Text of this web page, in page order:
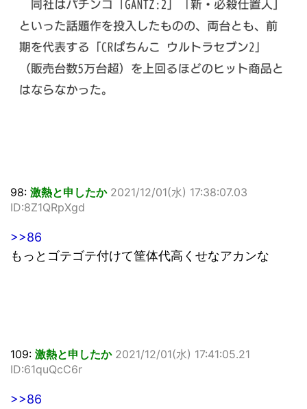
98: 激熱と申したか 2021/12/01(水) 17:38:07.03
ID:8Z1QRpXgd
>>86
もっとゴテゴテ付けて筐体代高くせなアカンな
109: 激熱と申したか 2021/12/01(水) 17:41:05.21
ID:61quQcC6r
>>86